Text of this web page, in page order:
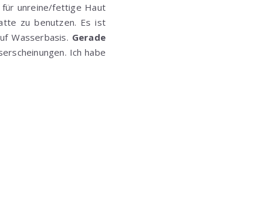
für unreine/fettige Haut
zu benutzen. Es ist
Wasserbasis. Gerade
Ich habe